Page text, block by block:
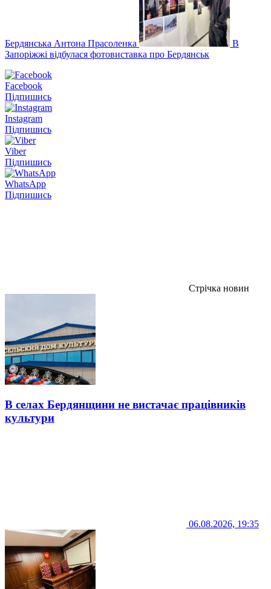
Бердянська Антона Прасоленка
В
Запоріжжі відбулася фотовиставка про Бердянськ
Facebook
Підпишись
Instagram
Підпишись
Viber
Підпишись
WhatsApp
Підпишись
Стрічка новин
В селах Бердянщини не вистачає працівників
культури
06.08.2026, 19:35